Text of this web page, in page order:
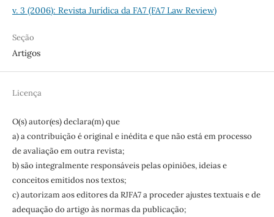
v. 3 (2006): Revista Jurídica da FA7 (FA7 Law Review)
Seção
Artigos
Licença
O(s) autor(es) declara(m) que
a) a contribuição é original e inédita e que não está em processo
de avaliação em outra revista;
b) são integralmente responsáveis pelas opiniões, ideias e
conceitos emitidos nos textos;
c) autorizam aos editores da RJFA7 a proceder ajustes textuais e de
adequação do artigo às normas da publicação;